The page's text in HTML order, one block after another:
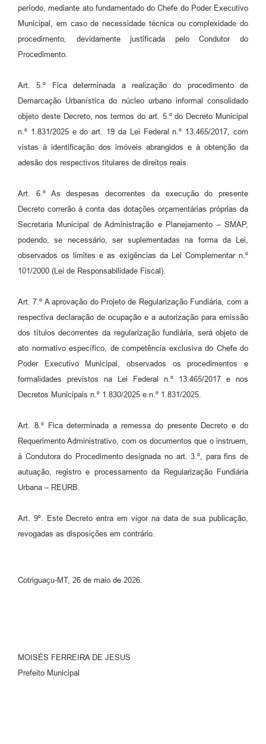
período, mediante ato fundamentado do Chefe do Poder Executivo
Municipal, em caso de necessidade técnica ou complexidade do
procedimento, devidamente justificada pelo Condutor do
Procedimento.
Art. 5.º Fica determinada a realização do procedimento de
Demarcação Urbanística do núcleo urbano informal consolidado
objeto deste Decreto, nos termos do art. 5.º do Decreto Municipal
n.º 1.831/2025 e do art. 19 da Lei Federal n.º 13.465/2017, com
vistas à identificação dos imóveis abrangidos e à obtenção da
adesão dos respectivos titulares de direitos reais.
Art. 6.º As despesas decorrentes da execução do presente
Decreto correrão à conta das dotações orçamentárias próprias da
Secretaria Municipal de Administração e Planejamento – SMAP,
podendo, se necessário, ser suplementadas na forma da Lei,
observados os limites e as exigências da Lei Complementar n.º
101/2000 (Lei de Responsabilidade Fiscal).
Art. 7.º A aprovação do Projeto de Regularização Fundiária, com a
respectiva declaração de ocupação e a autorização para emissão
dos títulos decorrentes da regularização fundiária, será objeto de
ato normativo específico, de competência exclusiva do Chefe do
Poder Executivo Municipal, observados os procedimentos e
formalidades previstos na Lei Federal n.º 13.465/2017 e nos
Decretos Municipais n.º 1.830/2025 e n.º 1.831/2025.
Art. 8.º Fica determinada a remessa do presente Decreto e do
Requerimento Administrativo, com os documentos que o instruem,
à Condutora do Procedimento designada no art. 3.º, para fins de
autuação, registro e processamento da Regularização Fundiária
Urbana – REURB.
Art. 9º. Este Decreto entra em vigor na data de sua publicação,
revogadas as disposições em contrário.
Cotriguaçu-MT, 26 de maio de 2026.
MOISÉS FERREIRA DE JESUS
Prefeito Municipal